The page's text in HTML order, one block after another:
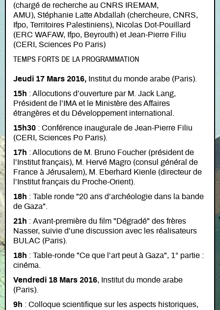
(chargé de recherche au CNRS IREMAM,
AMU), Stéphanie Latte Abdallah (chercheure, CNRS,
Ifpo, Territoires Palestiniens), Nicolas Dot-Pouillard
(ERC WAFAW, Ifpo, Beyrouth) et Jean-Pierre Filiu
(CERI, Sciences Po Paris)
TEMPS FORTS DE LA PROGRAMMATION
Jeudi 17 Mars 2016, Institut du monde arabe (Paris).
15h : Allocutions d’ouverture par M. Jack Lang,
Président de l’IMA et le Ministère des Affaires
étrangères et du Développement international.
15h30 : Conférence inaugurale de Jean-Pierre Filiu
(CERI, Sciences Po Paris).
17h : Allocutions de M. Bruno Foucher (président de
l’Institut français), M. Hervé Magro (consul général de
France à Jérusalem), M. Eberhard Kienle (directeur de
l’Institut français du Proche-Orient).
18h : Table ronde "20 ans d’archéologie dans la bande
de Gaza".
21h : Avant-première du film "Dégradé" des frères
Nasser, suivie d’une discussion avec les réalisateurs
BULAC (Paris).
18h : Table-ronde "Ce que l’art peut à Gaza", 1° partie :
cinéma.
Vendredi 18 Mars 2016, Institut du monde arabe
(Paris).
9h : Colloque scientifique sur les aspects historiques,